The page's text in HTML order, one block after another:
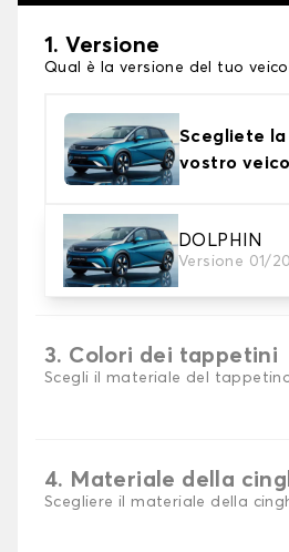
1. Versione
Qual è la versione del tuo
Scegliete la
vostro
DOLPHIN
Versione 01/
2. Materiale
scegli il materiale del tappetini
3. Colori dei tappetini
Scegli il materiale del
4. Materiale della
Scegliere il materiale della